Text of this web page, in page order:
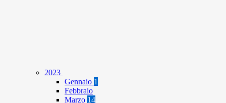
2023
Gennaio 1
Febbraio
Marzo 14